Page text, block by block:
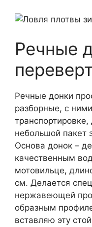
Речные
Речные донки
разборные, с
транспортировке,
небольшой пакет
Основа донок –
качественным
мотовильце,
см. Делается
нержавеющей
образным
вставляю эту